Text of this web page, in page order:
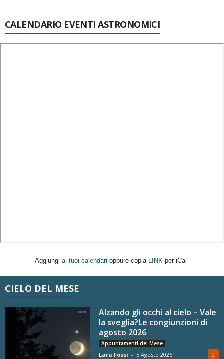
CALENDARIO EVENTI ASTRONOMICI
Aggiungi ai tuoi calendari oppure copia LINK per iCal
CIELO DEL MESE
Alzando gli occhi al cielo – Vale
la sveglia?Le congiunzioni di
agosto 2026
Appuntamenti del Mese
Lara Fossi - 5 Agosto 2026 0